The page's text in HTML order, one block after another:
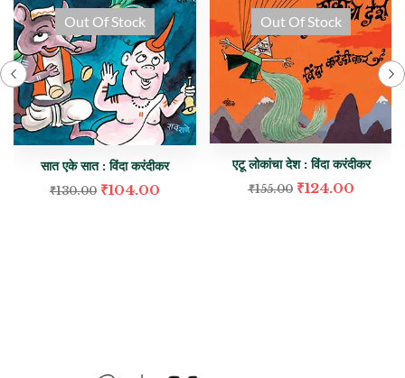
Out Of Stock
सात एके सात : विंदा करंदीकर
₹130.00 ₹104.00
Out Of Stock
एटू लोकांचा देश : विंदा करंदीकर
₹155.00 ₹124.00